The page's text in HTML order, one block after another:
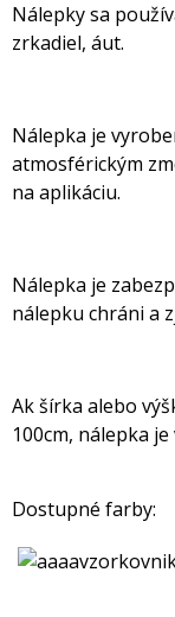
Nálepky sa
zrkadiel, áut.
Nálepka je
atmosférickým
na aplikáciu.
Nálepka je
nálepku chráni a
Ak šírka alebo
100cm, nálepka
Dostupné farby: